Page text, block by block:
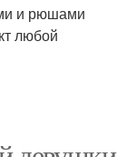
и рюшами
любой